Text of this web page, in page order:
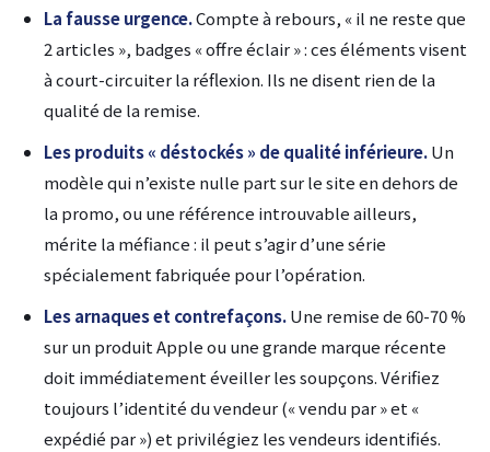
La fausse urgence.Compte à rebours, « il ne reste que
2 articles », badges « offre éclair » : ces éléments visent
à court-circuiter la réflexion. Ils ne disent rien de la
qualité de la remise.
Les produits « déstockés » de qualité inférieure.Un
modèle qui n’existe nulle part sur le site en dehors de
la promo, ou une référence introuvable ailleurs,
mérite la méfiance : il peut s’agir d’une série
spécialement fabriquée pour l’opération.
Les arnaques et contrefaçons.Une remise de 60-70 %
sur un produit Apple ou une grande marque récente
doit immédiatement éveiller les soupçons. Vérifiez
toujours l’identité du vendeur (« vendu par » et «
expédié par ») et privilégiez les vendeurs identifiés.